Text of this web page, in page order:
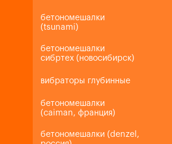
бетономешалки
(tsunami)
бетономешалки
сибртех (новосибирск)
вибраторы глубинные
бетономешалки
(caiman, франция)
бетономешалки (denzel,